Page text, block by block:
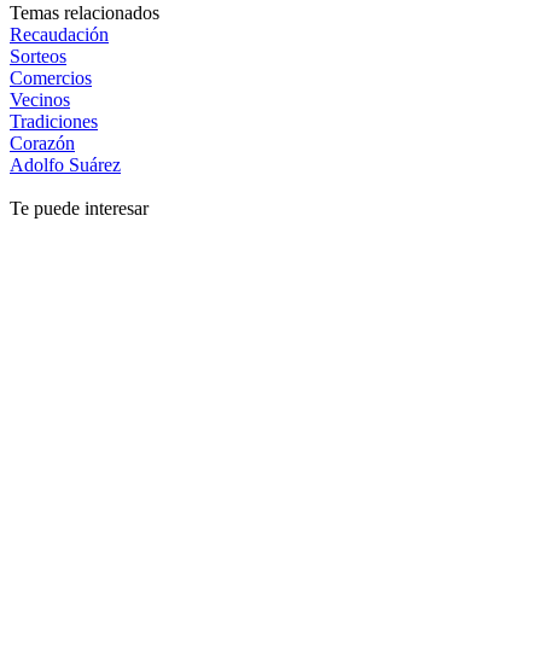
Temas relacionados
Recaudación
Sorteos
Comercios
Vecinos
Tradiciones
Corazón
Adolfo Suárez
Te puede interesar